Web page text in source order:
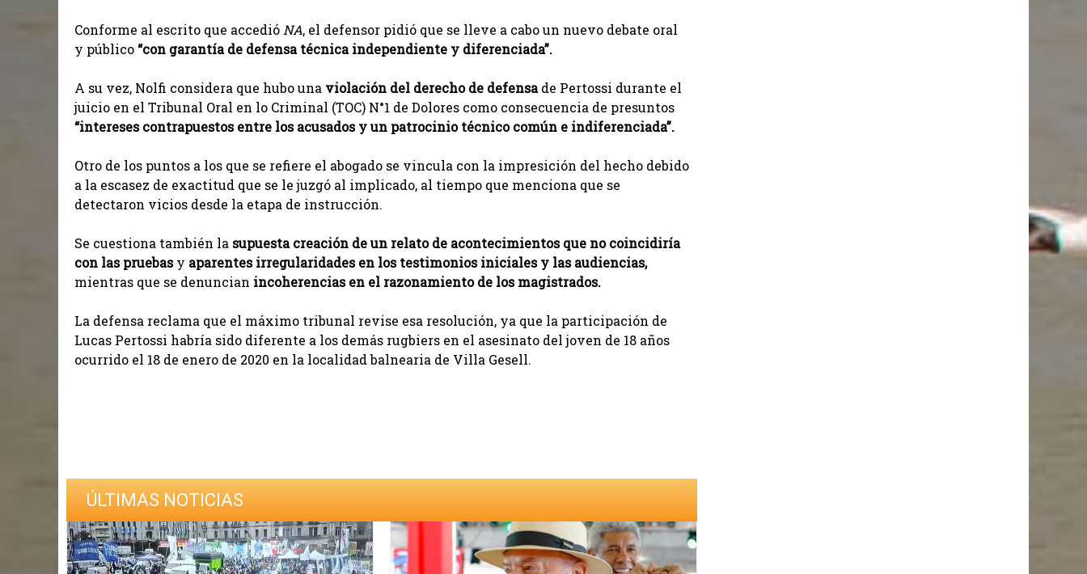
Conforme al escrito que accedió NA, el defensor pidió que se lleve a cabo un nuevo debate oral
y público “con garantía de defensa técnica independiente y diferenciada”.
A su vez, Nolfi considera que hubo una violación del derecho de defensade Pertossi durante el
juicio en el Tribunal Oral en lo Criminal (TOC) N°1 de Dolores como consecuencia de presuntos
“intereses contrapuestosentre los acusados y un patrocinio técnico común e indiferenciada”.
Otro de los puntos a los que se refiere el abogado se vincula con la impresición del hecho debido
a la escasez de exactitud que se le juzgó al implicado, al tiempo que menciona que se
detectaron vicios desde la etapa de instrucción.
Se cuestiona también la supuesta creación de un relato de acontecimientos que no coincidiría
con las pruebasy aparentes irregularidades en los testimonios iniciales y las audiencias,
mientras que se denuncian incoherencias en el razonamiento de los magistrados.
La defensa reclama que el máximo tribunal revise esa resolución, ya que la participación de
Lucas Pertossi habría sido diferente a los demás rugbiers en el asesinato del joven de 18 años
ocurrido el 18 de enero de 2020 en la localidad balnearia de Villa Gesell.
ÚLTIMAS NOTICIAS